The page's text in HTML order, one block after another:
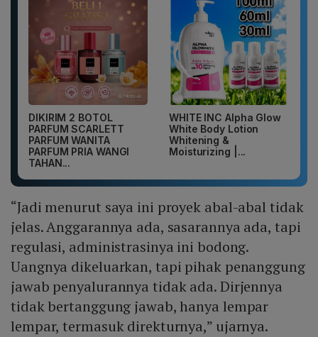
DIKIRIM 2 BOTOL
PARFUM SCARLETT
PARFUM WANITA
PARFUM PRIA WANGI
TAHAN...
WHITE INC Alpha Glow
White Body Lotion
Whitening &
Moisturizing |...
“Jadi menurut saya ini proyek abal-abal tidak
jelas. Anggarannya ada, sasarannya ada, tapi
regulasi, administrasinya ini bodong.
Uangnya dikeluarkan, tapi pihak penanggung
jawab penyalurannya tidak ada. Dirjennya
tidak bertanggung jawab, hanya lempar
lempar, termasuk direkturnya,” ujarnya.